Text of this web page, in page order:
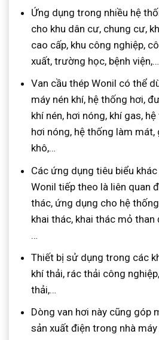
Ứng dụng trong nhiều hệ
cho khu dân cư, chung cư,
cao cấp, khu công nghiệp,
xuất, trường học, bệnh viện,…
Van cầu thép Wonil có thể
máy nén khí, hệ thống hơi,
khí nén, hơi nóng, khí gas,
hơi nóng, hệ thống làm mát,
khô,…
Các ứng dụng tiêu biểu
Wonil tiếp theo là liên quan
thác, ứng dụng cho hệ
khai thác, khai thác mỏ than
…
Thiết bị sử dụng trong các
khí thải, rác thải công
thải,…
Dòng van hơi này cũng góp
sản xuất điện trong nhà